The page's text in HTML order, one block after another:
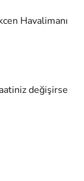
Havalimanı
değişirse